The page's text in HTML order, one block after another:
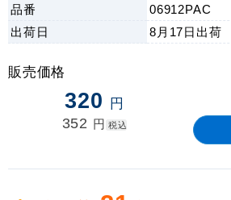
品番
06912PAC
出荷日 8月17日 出荷
販売価格
320 円
352 円 税込